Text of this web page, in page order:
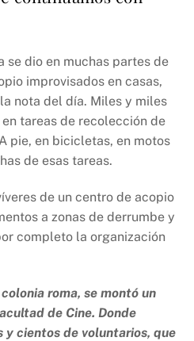
se dio en muchas partes de
improvisados en casas,
nota del día. Miles y miles
tareas de recolección de
pie, en bicicletas, en motos
de esas tareas.
de un centro de acopio
a zonas de derrumbe y
completo la organización
roma, se montó un
de Cine. Donde
y cientos de voluntarios, que